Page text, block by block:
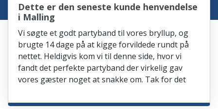
Dette er den seneste kunde henvendelse
i Malling
Vi søgte et godt partyband til vores bryllup, og
brugte 14 dage på at kigge forvildede rundt på
nettet. Heldigvis kom vi til denne side, hvor vi
fandt det perfekte partyband der virkelig gav
vores gæster noget at snakke om. Tak for det